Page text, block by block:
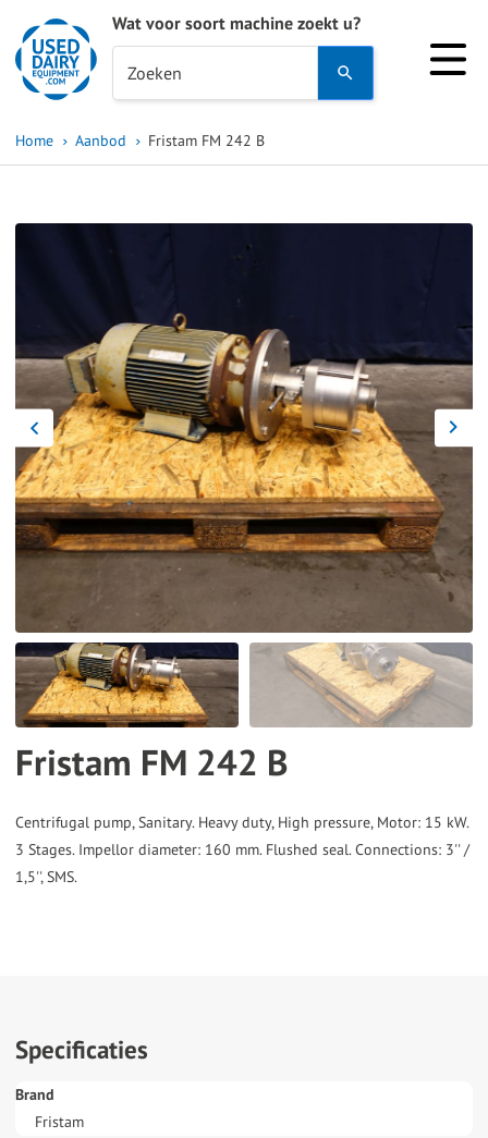
Wat voor soort machine zoekt u?
Zoeken
and
to
result.
Press
enter
to
go
to
the
selected
search
Touch
device
can
use
and
swipe
Home Aanbod Fristam FM 242 B
Fristam FM 242 B
Centrifugal pump, Sanitary. Heavy duty, High pressure, Motor: 15 kW.
3 Stages. Impellor diameter: 160 mm. Flushed seal. Connections: 3'' /
1,5'', SMS.
Specificaties
Brand
Fristam